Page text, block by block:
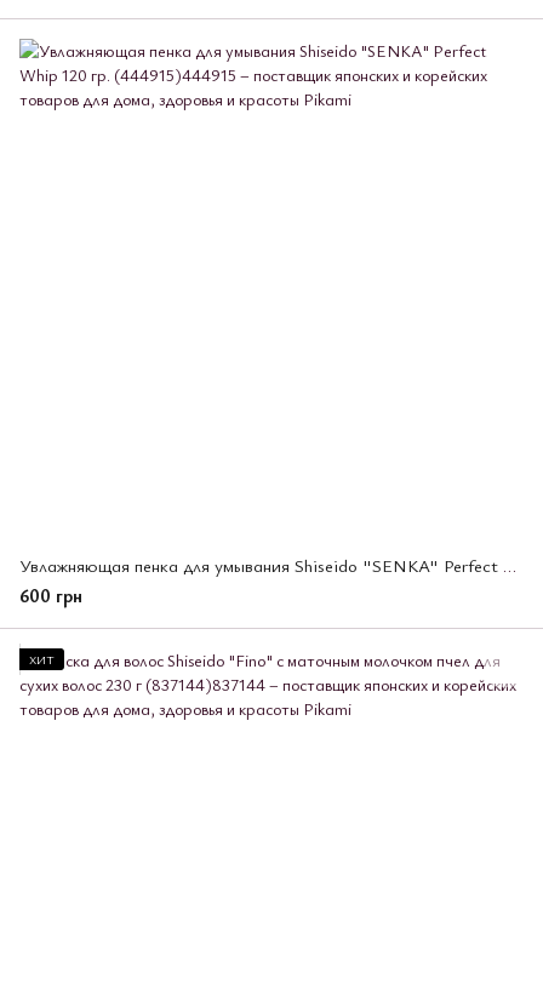
Увлажняющая пенка для умывания Shiseido "SENKA" Perfect Whip 120 гр. (444915)
600 грн
ХИТ